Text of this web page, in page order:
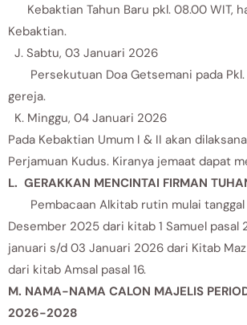
Kebaktian Tahun Baru pkl. 08.00 WIT,
Kebaktian.
J. Sabtu, 03 Januari 2026
Persekutuan Doa Getsemani pada Pkl.
gereja.
K. Minggu, 04 Januari 2026
Pada Kebaktian Umum I & II akan
Perjamuan Kudus. Kiranya jemaat dapat
L. GERAKKAN MENCINTAI FIRMAN
Pembacaan Alkitab rutin mulai tanggal
Desember 2025 dari kitab 1 Samuel pasal
januari s/d 03 Januari 2026 dari Kitab
dari kitab Amsal pasal 16.
M. NAMA-NAMA CALON MAJELIS
2026-2028